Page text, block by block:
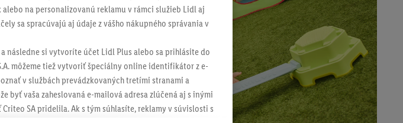
na personalizovanú reklamu v rámci služieb Lidl aj
sa spracúvajú aj údaje z vášho nákupného správania v
následne si vytvoríte účet Lidl Plus alebo sa prihlásite do
môžeme tiež vytvoriť špeciálny online identifikátor z e-
v službách prevádzkovaných tretími stranami a
byť vaša zaheslovaná e-mailová adresa zlúčená aj s inými
SA pridelila. Ak s tým súhlasíte, reklamy v súvislosti s